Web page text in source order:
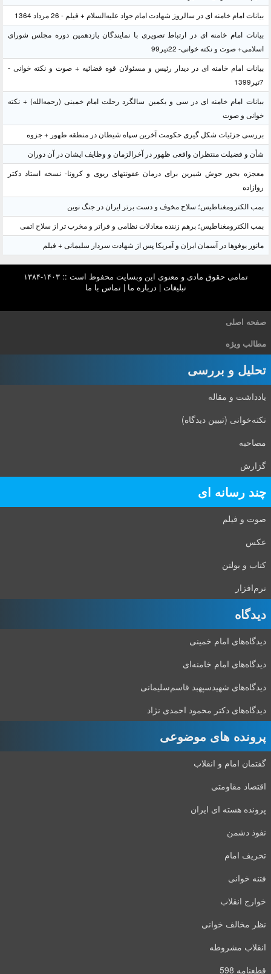
بیانات امام خامنه ای در سالروز شهادت امام جواد علیه‌السلام + فیلم - 26 مرداد 1364
بیانات امام خامنه ای در ارتباط تصویری با نمایندگان یازدهمین دوره مجلس شورای
اسلامی+ صوت و نکته خوانی- 22تیر99
بیانات امام خامنه ای در دیدار رئیس و مسئولان قوه قضائیه + صوت و نکته خوانی -
7تیر1399
بیانات امام خامنه ای در سی و یکمین سالگرد رحلت امام خمینی (رحمه‌الله) + نکته
خوانی و صوت
بررسی جزئیات شکل گیری حکومت آخرین سپاه شیطان در منطقه ظهور + جزوه
شأن و فضیلت منتظران واقعی ظهور در آخرالزمان و وظایف ایشان در آن دوران
معجزه بخور جوش شیرین برای درمان عفونتهای ریوی و کرونا- نسخه استاد دکتر
روازاده
بمب الکترومغناطیس؛ سلاح مخوف و دست برتر ایران در جنگ نوین
بمب الکترومغناطیس؛ برهم زننده معادلات نظامی و فراتر و مخرب تر از سلاح اتمی
مانور یوفوها در آسمان ایران و آمریکا پس از شهادت سردار سلیمانی + فیلم
تمامی حقوق مادی و معنوی این وبسایت محفوظ است :: ۱۴۰۳-۱۳۸۴
تبلیغات | درباره ما |تماس با ما
صفحه اصلی
مطالب ویژه
تحلیل و بررسی
یادداشت و مقاله
نکته‌خوانی (تبیین دیدگاه)
مصاحبه
گزارش
چند رسانه ای
صوت و فیلم
عکس
کتاب و بولتن
نرم‌افزار
دیدگاه‌
دیدگاه‌های امام خمینی
دیدگاه‌های امام خامنه‌ای
دیدگاه‌های شهید‌سپهبد قاسم‌سلیمانی
دیدگاه‌های دکتر محمود احمدی نژاد
پرونده های موضوعی
گفتمان امام و انقلاب
اقتصاد مقاومتی
پرونده هسته ای ایران
نفوذ دشمن
تحریف امام
فتنه خوانی
خوارج انقلاب
نظر مخالف خوانی
انقلاب مشروطه
قطعنامه 598